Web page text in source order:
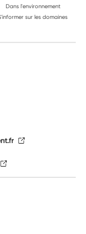
Dans l'environnement
sur les domaines